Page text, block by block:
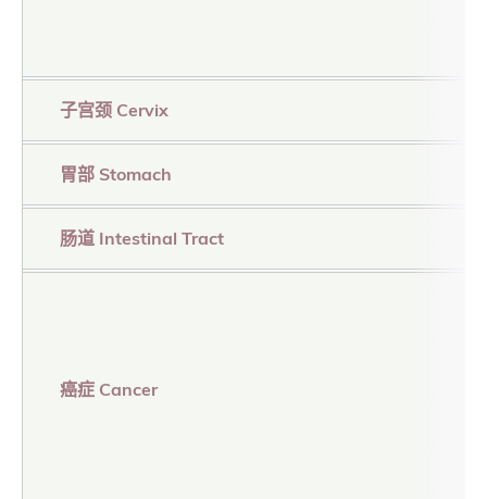
子宫颈 Cervix
胃部 Stomach
肠道 Intestinal Tract
癌症 Cancer